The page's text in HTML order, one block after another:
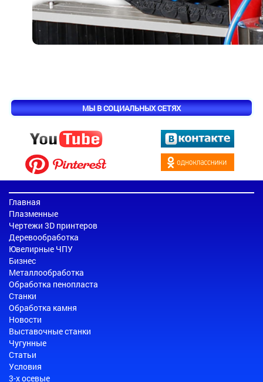
МЫ В СОЦИАЛЬНЫХ СЕТЯХ
Главная
Плазменные
Чертежи 3D принтеров
Деревообработка
Ювелирные ЧПУ
Бизнес
Металлообработка
Обработка пенопласта
Станки
Обработка камня
Новости
Выставочные станки
Чугунные
Статьи
Условия
3-х осевые